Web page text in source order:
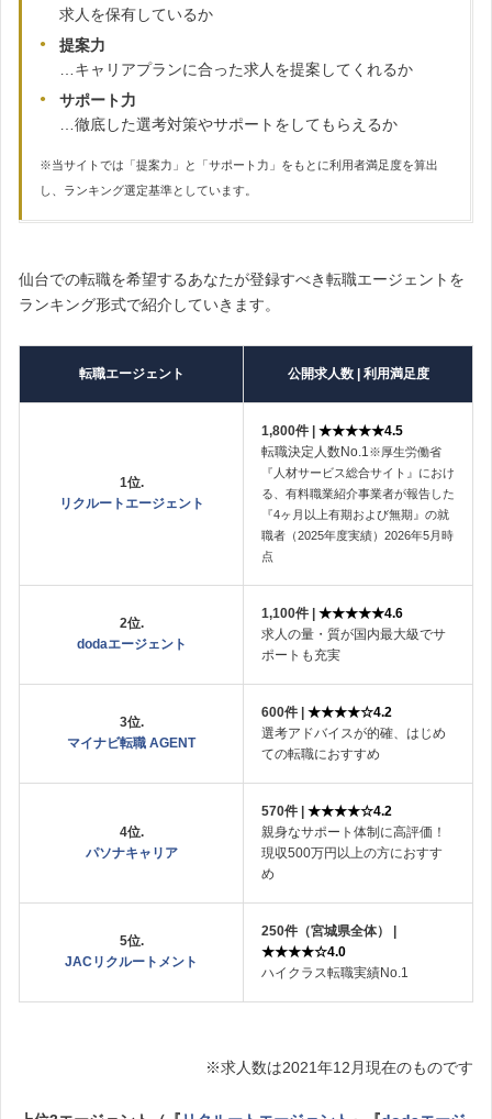
求人を保有しているか
提案力
…キャリアプランに合った求人を提案してくれるか
サポート力
…徹底した選考対策やサポートをしてもらえるか
※当サイトでは「提案力」と「サポート力」をもとに利用者満足度を算出
し、ランキング選定基準としています。
仙台での転職を希望するあなたが登録すべき転職エージェントを
ランキング形式で紹介していきます。
転職エージェント 公開求人数 | 利用満足度
1位.
リクルートエージェント
1,800件 | ★★★★★4.5
転職決定人数No.1※厚生労働省
『人材サービス総合サイト』におけ
る、有料職業紹介事業者が報告した
『4ヶ月以上有期および無期』の就
職者（2025年度実績）2026年5月時
点
2位.
dodaエージェント
1,100件 | ★★★★★4.6
求人の量・質が国内最大級でサ
ポートも充実
3位.
マイナビ転職 AGENT
600件 | ★★★★☆4.2
選考アドバイスが的確、はじめ
ての転職におすすめ
4位.
パソナキャリア
570件 | ★★★★☆4.2
親身なサポート体制に高評価！
現収500万円以上の方におすす
め
5位.
JACリクルートメント
250件（宮城県全体） |
★★★★☆4.0
ハイクラス転職実績No.1
※求人数は2021年12月現在のものです